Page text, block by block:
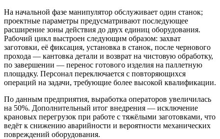
На начальной фазе манипулятор обслуживает один станок;
проектные параметры предусматривают последующее
расширение зоны действия до двух единиц оборудования.
Рабочий цикл выстроен следующим образом: захват
заготовки, её фиксация, установка в станок, после чернового
прохода — кантовка детали и возврат на чистовую обработку,
по завершении — перенос готового изделия на паллетную
площадку. Персонал переключается с повторяющихся
операций на задачи, требующие более высокой квалификации.
По данным предприятия, выработка операторов увеличилась
на 50%. Дополнительный итог внедрения — исключение
крановых перегрузок при работе с тяжёлыми заготовками, что
ведёт к снижению аварийности и вероятности механических
повреждений оборудования.